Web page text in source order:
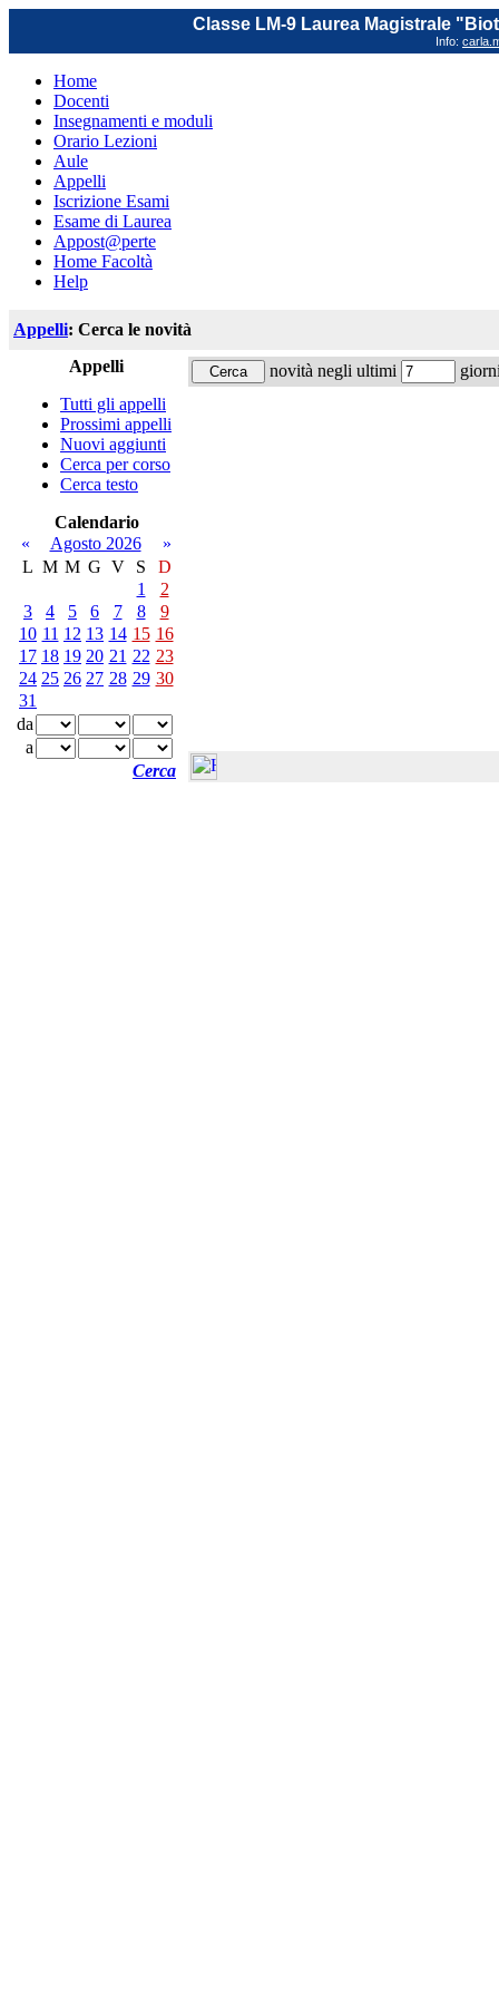
Classe LM-9 Laurea Magistrale
Info:
Home
Docenti
Insegnamenti e moduli
Orario Lezioni
Aule
Appelli
Iscrizione Esami
Esame di Laurea
Appost@perte
Home Facoltà
Help
Appelli: Cerca le novità
Appelli
Tutti gli appelli
Prossimi appelli
Nuovi aggiunti
Cerca per corso
Cerca testo
Calendario
«
Agosto 2026
»
L M M G V S
D
1
2
3
4 5 6 7 8
9
10 11 12 13 14 15 16
17 18 19 20 21 22 23
24 25 26 27 28 29 30
31
da
a
Cerca
novità negli ultimi